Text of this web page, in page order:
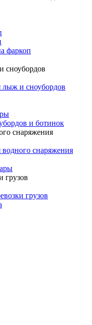
фаркоп
сноубордов
лыж и сноубордов
и ботинок
снаряжения
снаряжения
грузов
грузов